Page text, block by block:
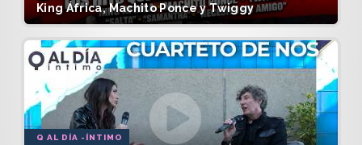
King África, Machito Ponce y Twiggy
Q AL DÍA -ÍNTIMO